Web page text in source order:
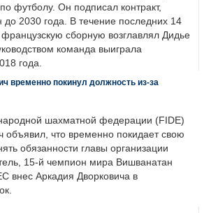
футболу. Он подписал контракт,
до 2030 года. В течение последних 14
сборную возглавлял Дидье
команда выиграла
года.
временно покинул должность из-за
шахматной федерации (FIDE)
объявил, что временно покидает свою
обязанности главы организации
15-й чемпион мира Вишванатан
внес Аркадия Дворковича в